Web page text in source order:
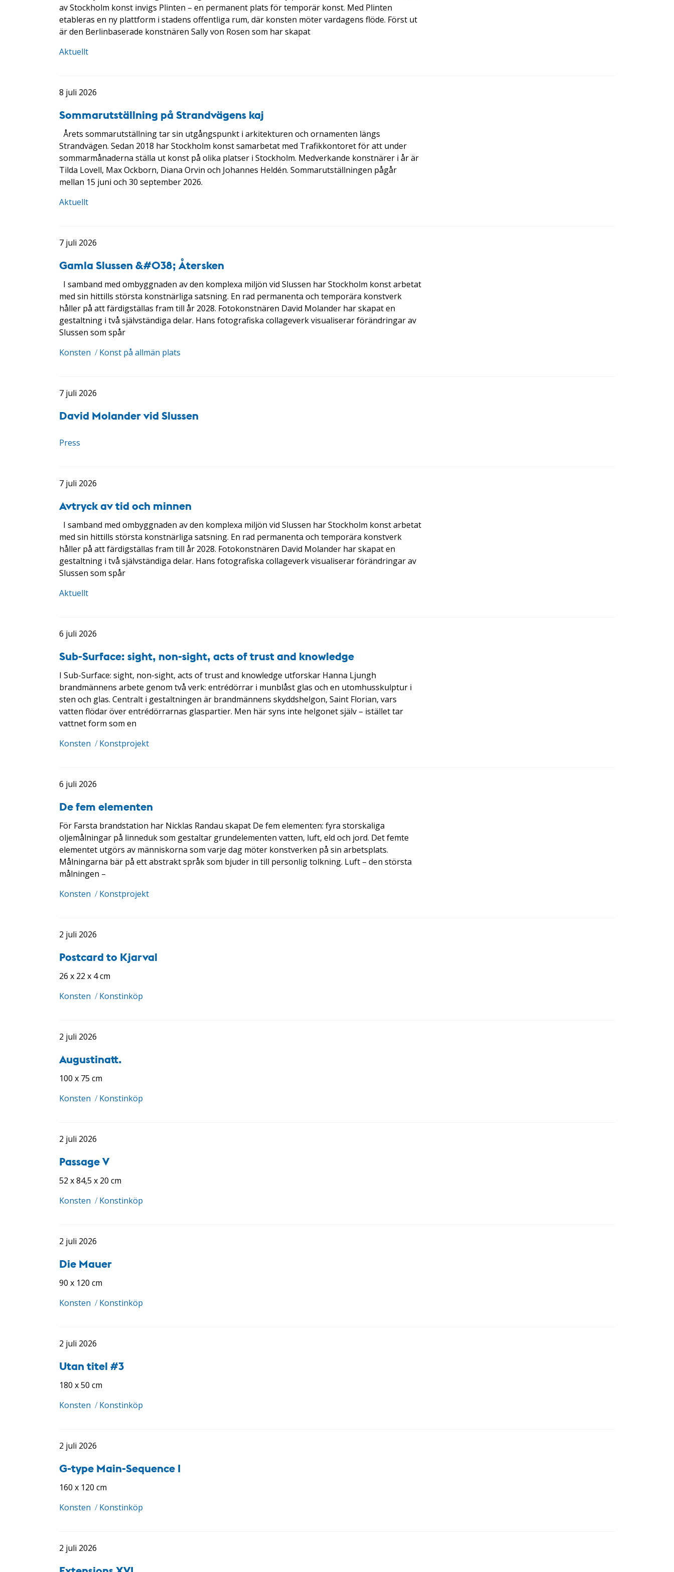
av Stockholm konst invigs Plinten – en permanent plats för temporär konst. Med Plinten
etableras en ny plattform i stadens offentliga rum, där konsten möter vardagens flöde. Först ut
är den Berlinbaserade konstnären Sally von Rosen som har skapat
Aktuellt
8 juli 2026
Sommarutställning på Strandvägens kaj
Årets sommarutställning tar sin utgångspunkt i arkitekturen och ornamenten längs
Strandvägen. Sedan 2018 har Stockholm konst samarbetat med Trafikkontoret för att under
sommarmånaderna ställa ut konst på olika platser i Stockholm. Medverkande konstnärer i år är
Tilda Lovell, Max Ockborn, Diana Orvin och Johannes Heldén. Sommarutställningen pågår
mellan 15 juni och 30 september 2026.
Aktuellt
7 juli 2026
Gamla Slussen &#038; Återsken
I samband med ombyggnaden av den komplexa miljön vid Slussen har Stockholm konst arbetat
med sin hittills största konstnärliga satsning. En rad permanenta och temporära konstverk
håller på att färdigställas fram till år 2028. Fotokonstnären David Molander har skapat en
gestaltning i två självständiga delar. Hans fotografiska collageverk visualiserar förändringar av
Slussen som spår
Konsten / Konst på allmän plats
7 juli 2026
David Molander vid Slussen
Press
7 juli 2026
Avtryck av tid och minnen
I samband med ombyggnaden av den komplexa miljön vid Slussen har Stockholm konst arbetat
med sin hittills största konstnärliga satsning. En rad permanenta och temporära konstverk
håller på att färdigställas fram till år 2028. Fotokonstnären David Molander har skapat en
gestaltning i två självständiga delar. Hans fotografiska collageverk visualiserar förändringar av
Slussen som spår
Aktuellt
6 juli 2026
Sub-Surface: sight, non-sight, acts of trust and knowledge
I Sub-Surface: sight, non-sight, acts of trust and knowledge utforskar Hanna Ljungh
brandmännens arbete genom två verk: entrédörrar i munblåst glas och en utomhusskulptur i
sten och glas. Centralt i gestaltningen är brandmännens skyddshelgon, Saint Florian, vars
vatten flödar över entrédörrarnas glaspartier. Men här syns inte helgonet själv – istället tar
vattnet form som en
Konsten / Konstprojekt
6 juli 2026
De fem elementen
För Farsta brandstation har Nicklas Randau skapat De fem elementen: fyra storskaliga
oljemålningar på linneduk som gestaltar grundelementen vatten, luft, eld och jord. Det femte
elementet utgörs av människorna som varje dag möter konstverken på sin arbetsplats.
Målningarna bär på ett abstrakt språk som bjuder in till personlig tolkning. Luft – den största
målningen –
Konsten / Konstprojekt
2 juli 2026
Postcard to Kjarval
26 x 22 x 4 cm
Konsten / Konstinköp
2 juli 2026
Augustinatt.
100 x 75 cm
Konsten / Konstinköp
2 juli 2026
Passage V
52 x 84,5 x 20 cm
Konsten / Konstinköp
2 juli 2026
Die Mauer
90 x 120 cm
Konsten / Konstinköp
2 juli 2026
Utan titel #3
180 x 50 cm
Konsten / Konstinköp
2 juli 2026
G-type Main-Sequence I
160 x 120 cm
Konsten / Konstinköp
2 juli 2026